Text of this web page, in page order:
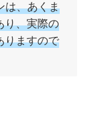
は、あくま
り、実際の
りますので